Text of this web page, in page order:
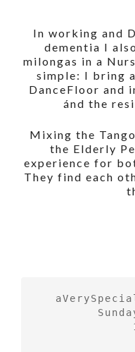
In working and
dementia I
milongas in a
simple: I bring
DanceFloor and
ánd the
Mixing the
the Elderly
experience for
They find each